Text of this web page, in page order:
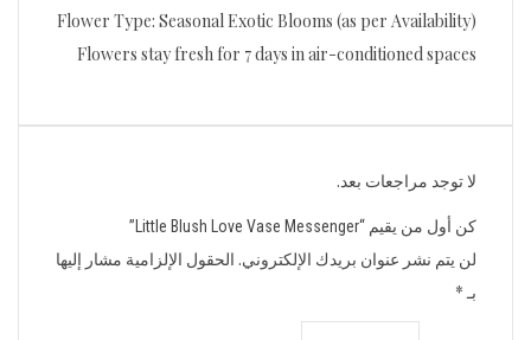
Flower Type: Seasonal Exotic Blooms (as per Availability)
Flowers stay fresh for 7 days in air-conditioned spaces
لا توجد مراجعات بعد.
كن أول من يقيم “Little Blush Love Vase Messenger”
لن يتم نشر عنوان بريدك الإلكتروني. الحقول الإلزامية مشار إليها
بـ*